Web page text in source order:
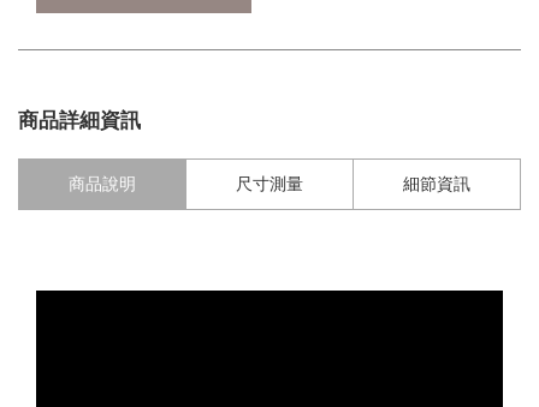
商品詳細資訊
商品說明 尺寸測量 細節資訊